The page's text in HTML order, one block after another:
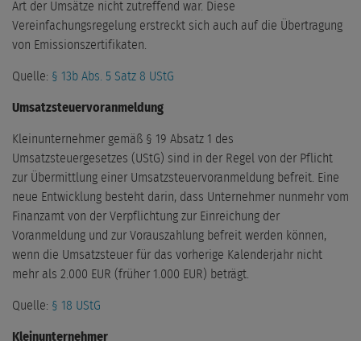
Art der Umsätze nicht zutreffend war. Diese
Vereinfachungsregelung erstreckt sich auch auf die Übertragung
von Emissionszertifikaten.
Quelle: § 13b Abs. 5 Satz 8 UStG
Umsatzsteuervoranmeldung
Kleinunternehmer gemäß § 19 Absatz 1 des
Umsatzsteuergesetzes (UStG) sind in der Regel von der Pflicht
zur Übermittlung einer Umsatzsteuervoranmeldung befreit. Eine
neue Entwicklung besteht darin, dass Unternehmer nunmehr vom
Finanzamt von der Verpflichtung zur Einreichung der
Voranmeldung und zur Vorauszahlung befreit werden können,
wenn die Umsatzsteuer für das vorherige Kalenderjahr nicht
mehr als 2.000 EUR (früher 1.000 EUR) beträgt.
Quelle: § 18 UStG
Kleinunternehmer